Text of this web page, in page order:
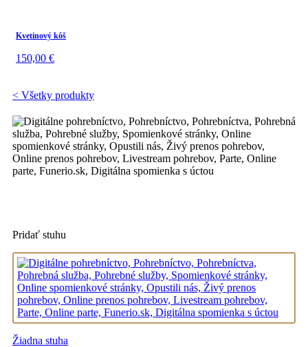
Kvetinový kôš
150,00 €
< Všetky produkty
Pridať stuhu
Žiadna stuha